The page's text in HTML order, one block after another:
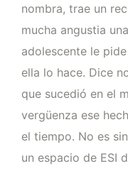
nombra, trae un
mucha angustia
adolescente le
ella lo hace. Dice
que sucedió en el
vergüenza ese
el tiempo. No es
un espacio de ESI